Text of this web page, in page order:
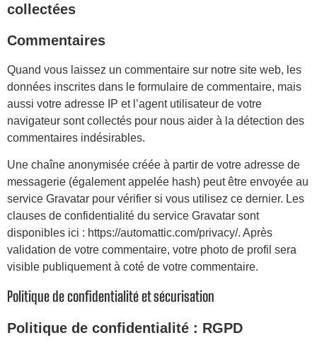
collectées
Commentaires
Quand vous laissez un commentaire sur notre site web, les
données inscrites dans le formulaire de commentaire, mais
aussi votre adresse IP et l’agent utilisateur de votre
navigateur sont collectés pour nous aider à la détection des
commentaires indésirables.
Une chaîne anonymisée créée à partir de votre adresse de
messagerie (également appelée hash) peut être envoyée au
service Gravatar pour vérifier si vous utilisez ce dernier. Les
clauses de confidentialité du service Gravatar sont
disponibles ici : https://automattic.com/privacy/. Après
validation de votre commentaire, votre photo de profil sera
visible publiquement à coté de votre commentaire.
Politique de confidentialité et sécurisation
Politique de confidentialité : RGPD